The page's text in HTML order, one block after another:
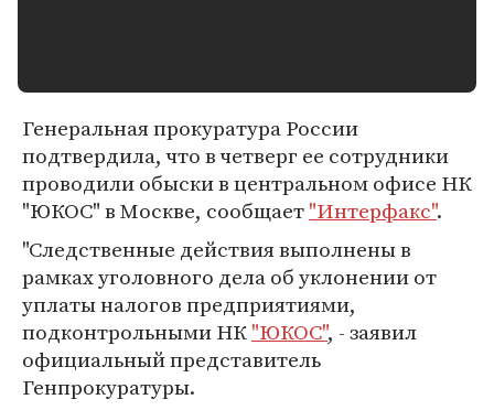
Генеральная прокуратура России
подтвердила, что в четверг ее сотрудники
проводили обыски в центральном офисе НК
"ЮКОС" в Москве, сообщает"Интерфакс".
"Следственные действия выполнены в
рамках уголовного дела об уклонении от
уплаты налогов предприятиями,
подконтрольными НК"ЮКОС", - заявил
официальный представитель
Генпрокуратуры.